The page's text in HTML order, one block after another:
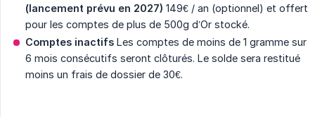
(lancement prévu en 2027) 149€ / an (optionnel) et offert
pour les comptes de plus de 500g d’Or stocké.
Comptes inactifs Les comptes de moins de 1 gramme sur
6 mois consécutifs seront clôturés. Le solde sera restitué
moins un frais de dossier de 30€.